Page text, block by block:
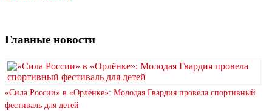
Главные новости
«Сила России» в «Орлёнке»: Молодая Гвардия провела спортивный
фестиваль для детей